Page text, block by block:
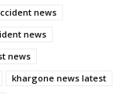
news
news
news
khargone news latest